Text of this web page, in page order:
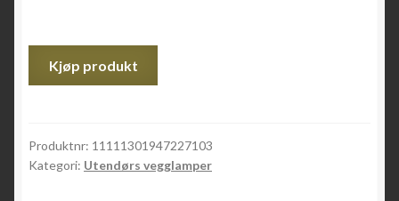
Kjøp produkt
Produktnr: 11111301947227103
Kategori: Utendørs vegglamper